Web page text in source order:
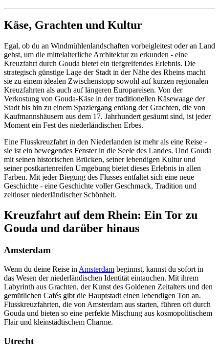
Käse, Grachten und Kultur
Egal, ob du an Windmühlenlandschaften vorbeigleitest oder an Land
gehst, um die mittelalterliche Architektur zu erkunden - eine
Kreuzfahrt durch Gouda bietet ein tiefgreifendes Erlebnis. Die
strategisch günstige Lage der Stadt in der Nähe des Rheins macht
sie zu einem idealen Zwischenstopp sowohl auf kurzen regionalen
Kreuzfahrten als auch auf längeren Europareisen. Von der
Verkostung von Gouda-Käse in der traditionellen Käsewaage der
Stadt bis hin zu einem Spaziergang entlang der Grachten, die von
Kaufmannshäusern aus dem 17. Jahrhundert gesäumt sind, ist jeder
Moment ein Fest des niederländischen Erbes.
Eine Flusskreuzfahrt in den Niederlanden ist mehr als eine Reise -
sie ist ein bewegendes Fenster in die Seele des Landes. Und Gouda
mit seinen historischen Brücken, seiner lebendigen Kultur und
seiner postkartenreifen Umgebung bietet dieses Erlebnis in allen
Farben. Mit jeder Biegung des Flusses entfaltet sich eine neue
Geschichte - eine Geschichte voller Geschmack, Tradition und
zeitloser niederländischer Schönheit.
Kreuzfahrt auf dem Rhein: Ein Tor zu
Gouda und darüber hinaus
Amsterdam
Wenn du deine Reise in Amsterdam beginnst, kannst du sofort in
das Wesen der niederländischen Identität eintauchen. Mit ihrem
Labyrinth aus Grachten, der Kunst des Goldenen Zeitalters und den
gemütlichen Cafés gibt die Hauptstadt einen lebendigen Ton an.
Flusskreuzfahrten, die von Amsterdam aus starten, führen oft durch
Gouda und bieten so eine perfekte Mischung aus kosmopolitischem
Flair und kleinstädtischem Charme.
Utrecht